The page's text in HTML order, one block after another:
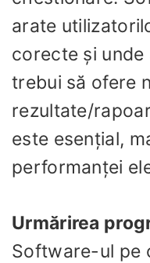
arate
corecte și
trebui să ofere
rezultate/
este esențial,
performanței
Urmărirea
Software-ul pe